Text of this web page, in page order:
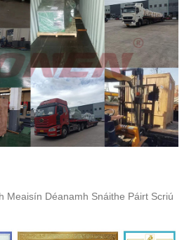
Meaisín Déanamh Snáithe Páirt Scriú